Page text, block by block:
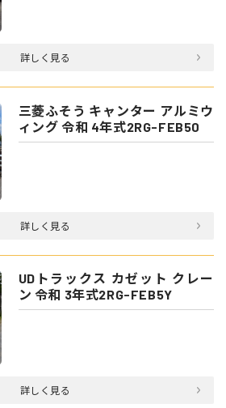
詳しく見る
三菱ふそう キャンター アルミウ
ィング 令和 4年式2RG-FEB50
詳しく見る
UDトラックス カゼット クレー
ン 令和 3年式2RG-FEB5Y
詳しく見る